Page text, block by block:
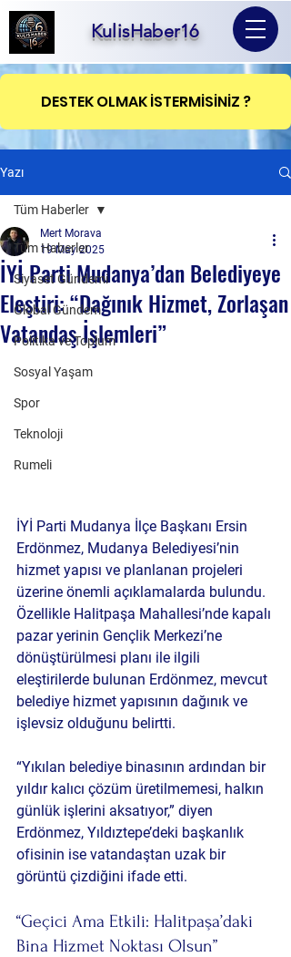
KulisHaber16
DESTEK OLMAK İSTERMİSİNİZ ?
Yazı
Tüm Haberler
Siyaset Gündemi
Global Gündem
Politika ve Toplum
Sosyal Yaşam
Spor
Teknoloji
Rumeli
Tüm Haberler
İYİ Parti Mudanya’dan Belediyeye
Eleştiri: “Dağınık Hizmet, Zorlaşan
Vatandaş İşlemleri”
Mert Morava
19 May 2025
İYİ Parti Mudanya İlçe Başkanı Ersin
Erdönmez, Mudanya Belediyesi’nin
hizmet yapısı ve planlanan projeleri
üzerine önemli açıklamalarda bulundu.
Özellikle Halitpaşa Mahallesi’nde kapalı
pazar yerinin Gençlik Merkezi’ne
dönüştürülmesi planı ile ilgili
eleştirilerde bulunan Erdönmez, mevcut
belediye hizmet yapısının dağınık ve
işlevsiz olduğunu belirtti.
“Yıkılan belediye binasının ardından bir
yıldır kalıcı çözüm üretilmemesi, halkın
günlük işlerini aksatıyor,” diyen
Erdönmez, Yıldıztepe’deki başkanlık
ofisinin ise vatandaştan uzak bir
görüntü çizdiğini ifade etti.
“Geçici Ama Etkili: Halitpaşa’daki
Bina Hizmet Noktası Olsun”